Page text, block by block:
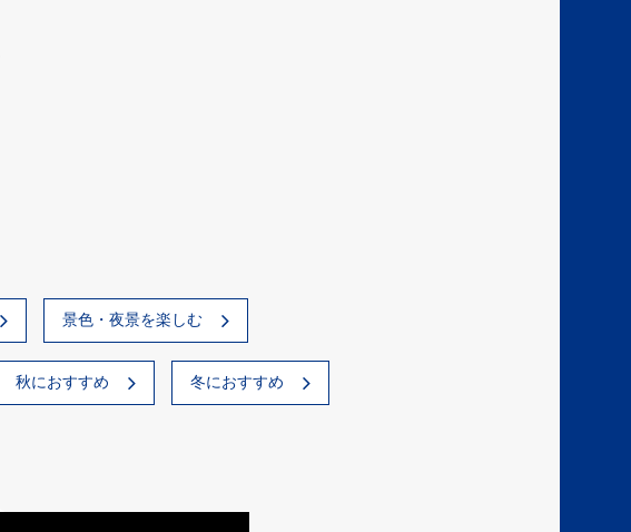
景色・夜景を楽しむ
秋におすすめ 冬におすすめ